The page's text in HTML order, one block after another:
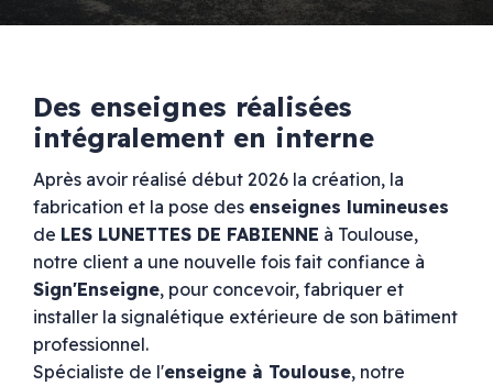
Des enseignes réalisées
intégralement en interne
Après avoir réalisé début 2026 la création, la
fabrication et la pose des enseignes lumineuses
de LES LUNETTES DE FABIENNE à Toulouse,
notre client a une nouvelle fois fait confiance à
Sign'Enseigne, pour concevoir, fabriquer et
installer la signalétique extérieure de son bâtiment
professionnel.
Spécialiste de l'enseigne à Toulouse, notre